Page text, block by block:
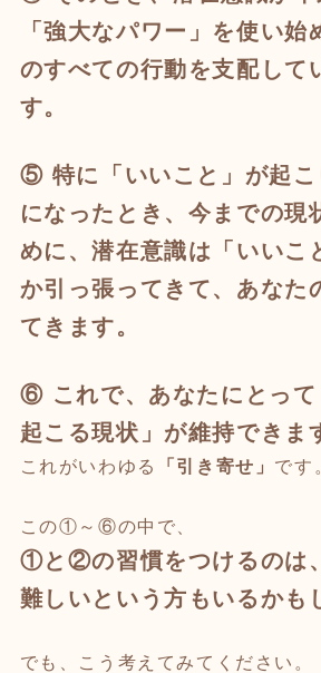
「強大なパワー」 を使い始
のすべての行動を支配して
す。
⑤ 特に「いいこと」が起こ
になったとき、 今までの現
めに、潜在意識は
「いいこ
か引っ張ってきて、 あなた
てきます。
⑥ これで、あなたにとって
起こる現状」が維持できま
これがいわゆる 「引き寄せ」 です
この①～⑥の中で、
①と②の習慣をつけるのは、
難しいという方もいるかも
でも、こう考えてみてください。